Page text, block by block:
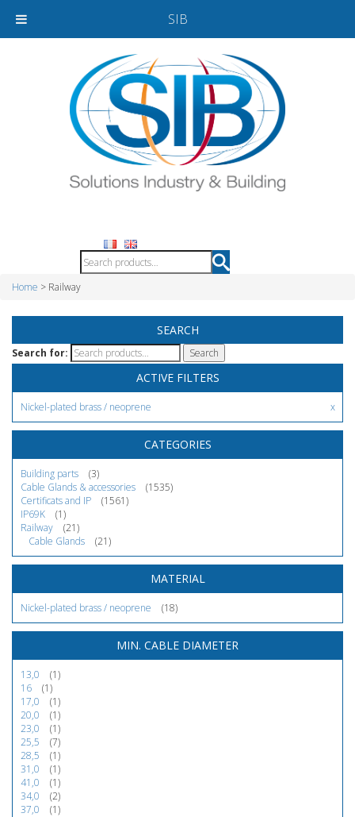
Home > Railway
SEARCH
Search for:
ACTIVE FILTERS
Nickel-plated brass / neoprene
CATEGORIES
Building parts
(3)
Cable Glands & accessories
(1535)
Certificats and IP
(1561)
IP69K
(1)
Railway
(21)
Cable Glands
(21)
MATERIAL
Nickel-plated brass / neoprene (18)
MIN. CABLE DIAMETER
13,0
(1)
16
(1)
17,0
(1)
20,0
(1)
23,0
(1)
25,5
(7)
28,5
(1)
31,0
(1)
41,0
(1)
34,0
(2)
37,0
(1)
SIB